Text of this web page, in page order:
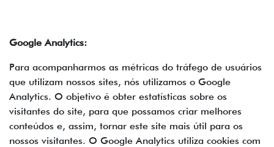
Google Analytics:
Para acompanharmos as métricas do tráfego de usuários
que utilizam nossos sites, nós utilizamos o Google
Analytics. O objetivo é obter estatísticas sobre os
visitantes do site, para que possamos criar melhores
conteúdos e, assim, tornar este site mais útil para os
nossos visitantes. O Google Analytics utiliza cookies com